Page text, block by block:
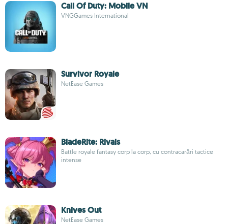
Call Of Duty: Mobile VN
VNGGames International
Survivor Royale
NetEase Games
BladeRite: Rivals
Battle royale fantasy corp la corp, cu contracarări tactice
intense
Knives Out
NetEase Games